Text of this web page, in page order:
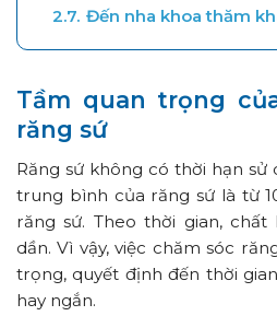
2.7. Đến nha khoa thăm
Tầm quan trọng
răng sứ
Răng sứ không có thời hạn sử
trung bình của răng sứ là từ
răng sứ. Theo thời gian,
dần. Vì vậy, việc chăm sóc
trọng, quyết định đến thời
hay ngắn.